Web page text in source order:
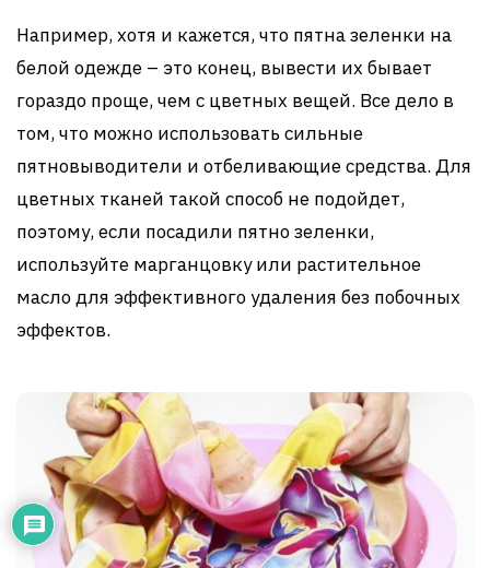
Например, хотя и кажется, что пятна зеленки на
белой одежде – это конец, вывести их бывает
гораздо проще, чем с цветных вещей. Все дело в
том, что можно использовать сильные
пятновыводители и отбеливающие средства. Для
цветных тканей такой способ не подойдет,
поэтому, если посадили пятно зеленки,
используйте марганцовку или растительное
масло для эффективного удаления без побочных
эффектов.